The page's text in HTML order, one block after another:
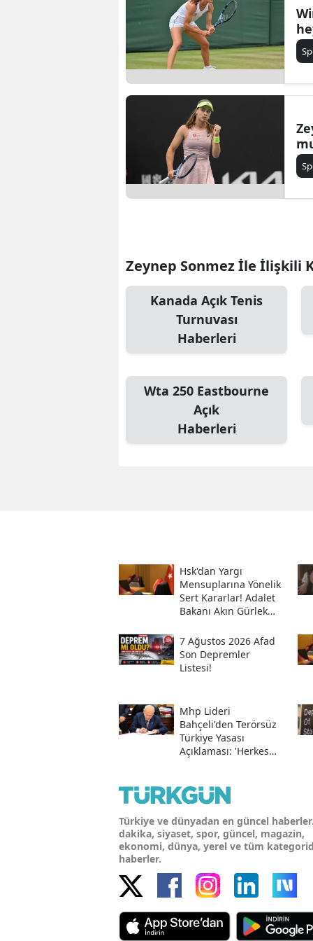
Zeynep Sonmez İle İlişkili
Kanada Açık Tenis
Turnuvası
Haberleri
Wta 250 Eastbourne
Açık
Haberleri
Hsk'dan Yargı
Mensuplarına Yönelik
Sert Kararlar! Adalet
Bakanı Akın Gürlek
Hesabından Açıkladı
7 Ağustos 2026 Afad
Son Depremler
Listesi!
Mhp Lideri
Bahçeli'den Terörsüz
Türkiye Yasası
Açıklaması: 'herkes
Türkiye ve dünyadan en güncel
dakika, siyaset, spor, güncel, magazin,
ekonomi, dünya, yerel ve tüm
haberler.